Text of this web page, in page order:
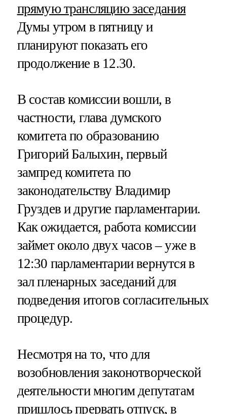
прямую трансляцию заседания
Думы утром в пятницу и
планируют показать его
продолжение в 12.30.
В состав комиссии вошли, в
частности, глава думского
комитета по образованию
Григорий Балыхин, первый
зампред комитета по
законодательству Владимир
Груздев и другие парламентарии.
Как ожидается, работа комиссии
займет около двух часов – уже в
12:30 парламентарии вернутся в
зал пленарных заседаний для
подведения итогов согласительных
процедур.
Несмотря на то, что для
возобновления законотворческой
деятельности многим депутатам
пришлось прервать отпуск, в